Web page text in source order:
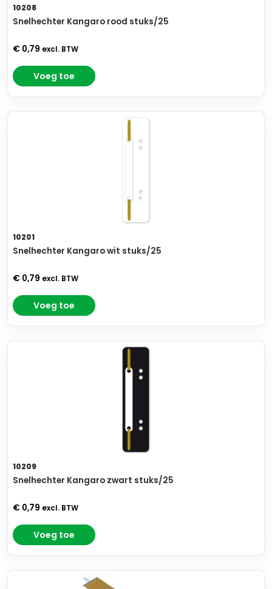
10208
Snelhechter Kangaro rood stuks/25
€ 0,79 excl. BTW
Voeg toe
10201
Snelhechter Kangaro wit stuks/25
€ 0,79 excl. BTW
Voeg toe
10209
Snelhechter Kangaro zwart stuks/25
€ 0,79 excl. BTW
Voeg toe